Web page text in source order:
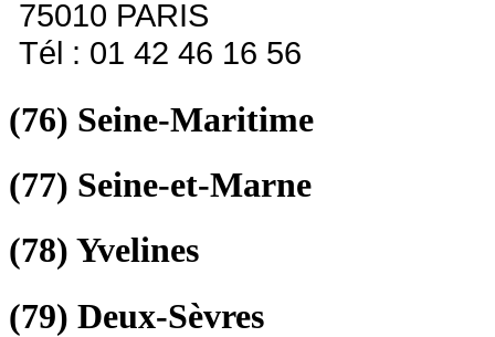
75010 PARIS
Tél : 01 42 46 16 56
(76) Seine-Maritime
(77) Seine-et-Marne
(78) Yvelines
(79) Deux-Sèvres